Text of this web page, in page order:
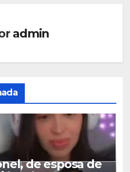
admin
de esposa de